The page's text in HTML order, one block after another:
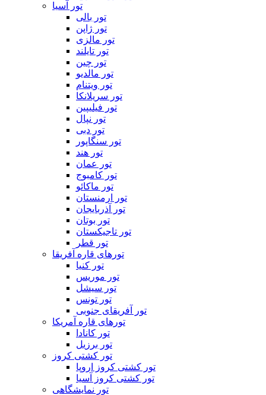
تور آسیا
تور بالی
تور ژاپن
تور مالزی
تور تایلند
تور چین
تور مالدیو
تور ویتنام
تور سریلانکا
تور فیلیپین
تور نپال
تور دبی
تور سنگاپور
تور هند
تور عمان
تور کامبوج
تور ماکائو
تور ارمنستان
تور آذربایجان
تور بوتان
تور تاجیکستان
تور قطر
تورهای قاره آفریقا
تور کنیا
تور موریس
تور سیشل
تور تونس
تور آفریقای جنوبی
تورهای قاره آمریکا
تور کانادا
تور برزیل
تور کشتی کروز
تور کشتی کروز اروپا
تور کشتی کروز آسیا
تور نمایشگاهی